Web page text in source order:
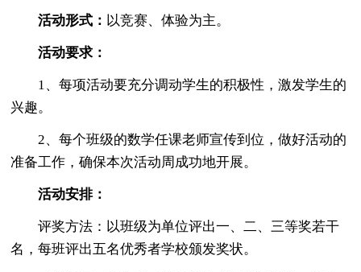
活动形式： 以竞赛、体验为主。
活动要求：
1、每项活动要充分调动学生的积极性，激发学生的
兴趣。
2、每个班级的数学任课老师宣传到位，做好活动的
准备工作，确保本次活动周成功地开展。
活动安排：
评奖方法：以班级为单位评出一、二、三等奖若干
名，每班评出五名优秀者学校颁发奖状。